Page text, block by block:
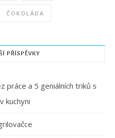
ČOKOLÁDA
PŘÍSPĚVKY
práce a 5 geniálních triků s
kuchyni